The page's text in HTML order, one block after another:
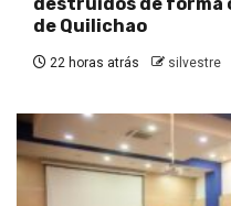
de Quilichao
22 horas atrás silvestre